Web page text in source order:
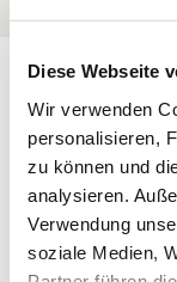
Diese Webseite
Wir verwenden
personalisieren,
zu können und
analysieren.
Verwendung
soziale Medien,
Haben
NFC?